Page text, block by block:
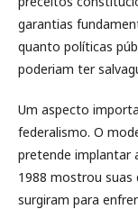
garantias
quanto políticas
poderiam ter
Um aspecto
federalismo. O
pretende implantar
1988 mostrou suas
surgiram para